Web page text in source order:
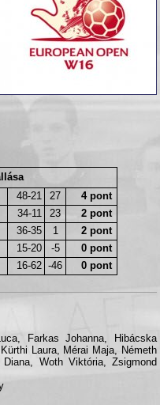
48-21 27
4 pont
34-11 23
2 pont
36-35 1
2 pont
15-20 -5
0 pont
16-62 -46 0 pont
Farkas Johanna, Hibácska
Laura, Mérai Maja, Németh
Woth Viktória, Zsigmond